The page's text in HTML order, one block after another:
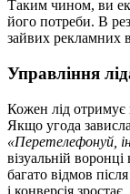
Таким чином, ви
його потреби. В
зайвих рекламних
Управління
Кожен лід отримує
Якщо угода
«Перетелефонуй,
візуальній
багато відмов
і конверсія зростає.